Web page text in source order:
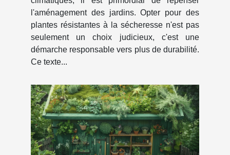
l'aménagement des jardins. Opter pour des
plantes résistantes à la sécheresse n'est pas
seulement un choix judicieux, c'est une
démarche responsable vers plus de durabilité.
Ce texte...